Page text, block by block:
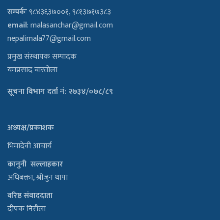
सम्पर्कः९८४३६३७००१, ९८१३७१७३८३
email:malasanchar@gmail.com
nepalimala77@gmail.com
प्रमुख संस्थापक सम्पादक
यमप्रसाद बास्तोला
सूचना विभाग दर्ता नं: २७३४/०७८/८९
अध्यक्ष/प्रकाशक
भिमादेवी आचार्य
कानुनी सल्लाहकार
अधिबक्ता, श्रीजुन थापा
वरिष्ठ संवाददाता
दीपक निरौला